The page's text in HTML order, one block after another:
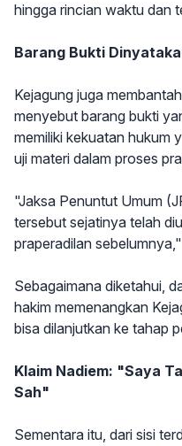
hingga rincian waktu dan
Barang Bukti
Kejagung juga
menyebut barang bukti
memiliki kekuatan hukum
uji materi dalam proses
"Jaksa Penuntut Umum
tersebut sejatinya telah
praperadilan
Sebagaimana diketahui,
hakim memenangkan
bisa dilanjutkan ke tahap
Klaim Nadiem: "Saya
Sah"
Sementara itu, dari sisi